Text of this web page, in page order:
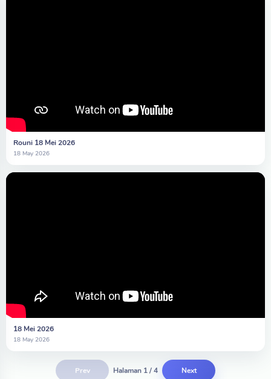
Rouni 18 Mei 2026
18 May 2026
18 Mei 2026
18 May 2026
Prev Halaman 1 / 4 Next